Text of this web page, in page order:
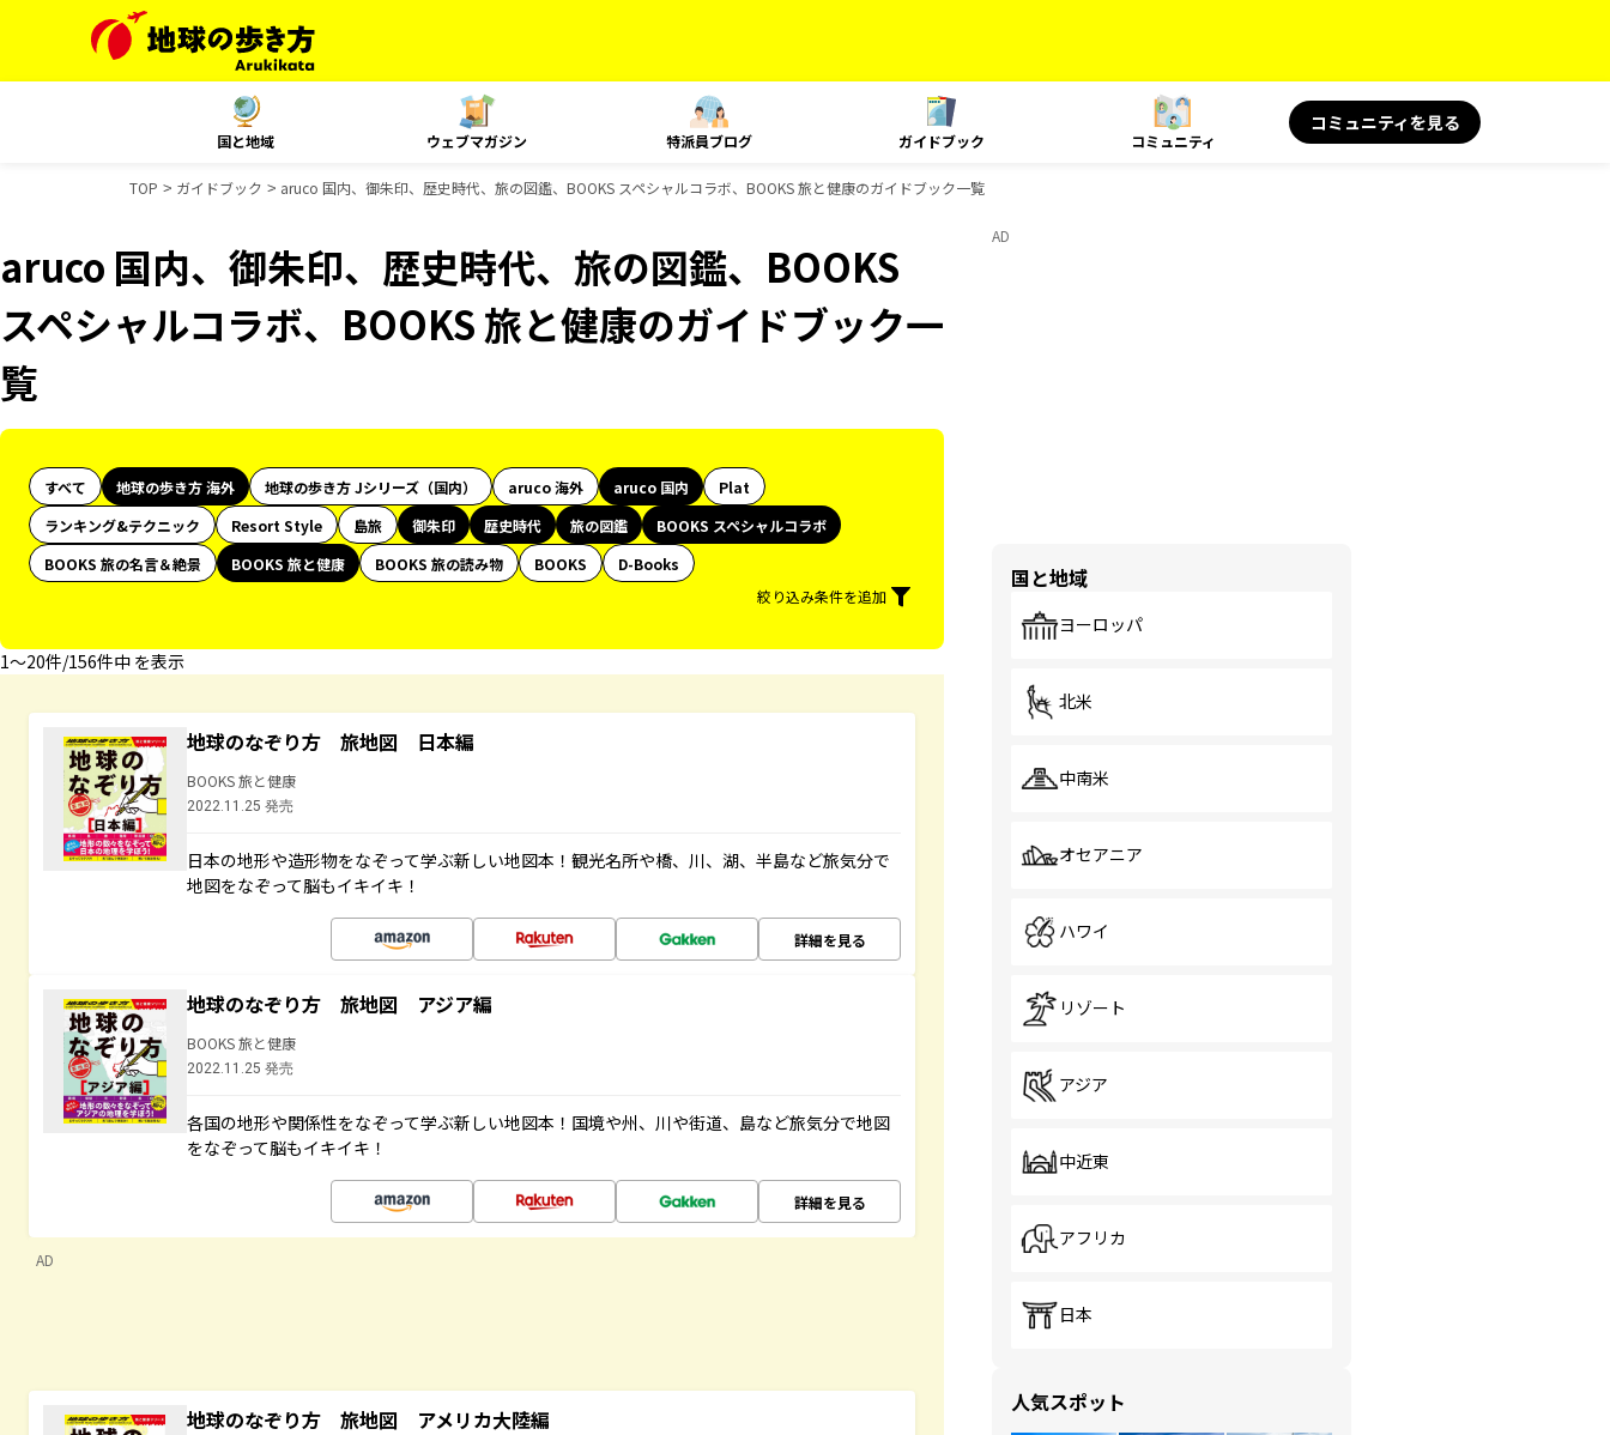
国と地域 ウェブマガジン 特派員ブログ ガイドブック コミュニティ
コミュニティを見る
TOP ガイドブック aruco 国内、御朱印、歴史時代、旅の図鑑、BOOKS スペシャルコラボ、BOOKS 旅と健康のガイドブック一覧
aruco 国内、御朱印、歴史時代、旅の図鑑、BOOKS
スペシャルコラボ、BOOKS 旅と健康のガイドブック一
覧
すべて 地球の歩き方 海外 地球の歩き方 Jシリーズ（国内） aruco 海外 aruco 国内
Plat
ランキング&テクニック
Resort Style 島旅 御朱印 歴史時代 旅の図鑑
BOOKS スペシャルコラボ
BOOKS 旅の名言＆絶景
BOOKS 旅と健康 BOOKS 旅の読み物 BOOKS
D-Books
絞り込み条件を追加
1〜20件/156件中 を表示
地球のなぞり方 旅地図 日本編
BOOKS 旅と健康
2022.11.25 発売
日本の地形や造形物をなぞって学ぶ新しい地図本！観光名所や橋、川、湖、半島など旅気分で
地図をなぞって脳もイキイキ！
詳細を見る
地球のなぞり方 旅地図 アジア編
BOOKS 旅と健康
2022.11.25 発売
各国の地形や関係性をなぞって学ぶ新しい地図本！国境や州、川や街道、島など旅気分で地図
をなぞって脳もイキイキ！
詳細を見る
AD
地球のなぞり方 旅地図 アメリカ大陸編
AD
国と地域
ヨーロッパ
北米
中南米
オセアニア
ハワイ
リゾート
アジア
中近東
アフリカ
日本
人気スポット